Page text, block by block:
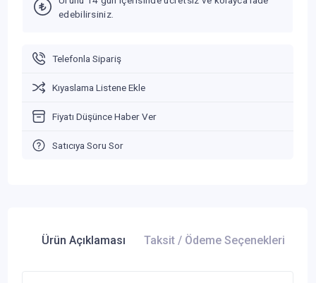
edebilirsiniz.
Telefonla Sipariş
Kıyaslama Listene Ekle
Fiyatı Düşünce Haber Ver
Satıcıya Soru Sor
Ürün Açıklaması Taksit / Ödeme Seçenekleri